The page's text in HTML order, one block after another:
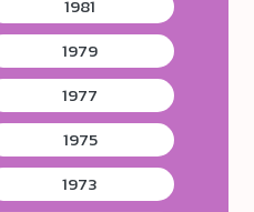
1981
1979
1977
1975
1973